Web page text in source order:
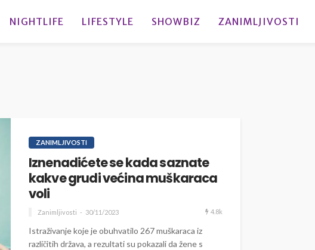
NIGHTLIFE LIFESTYLE SHOWBIZ ZANIMLJIVOSTI
ZANIMLJIVOSTI
Iznenadićete se kada saznate
kakve grudi većina muškaraca
voli
Zanimljivosti 30/11/2023 4.8k
Istraživanje koje je obuhvatilo 267 muškaraca iz
različitih država, a rezultati su pokazali da žene s